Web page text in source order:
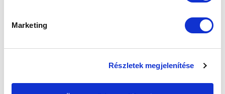
Marketing
Részletek megjelenítése
hírlevelünkre: